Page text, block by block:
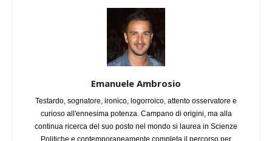
Emanuele Ambrosio
Testardo, sognatore, ironico, logorroico, attento osservatore e
curioso all'ennesima potenza. Campano di origini, ma alla
continua ricerca del suo posto nel mondo si laurea in Scienze
Politiche e contemporaneamente completa il percorso per